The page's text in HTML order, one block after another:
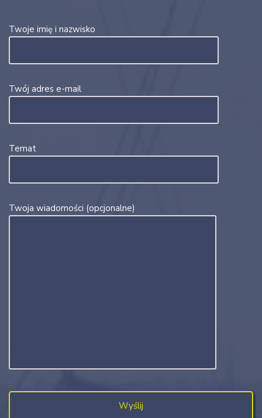
Twoje imię i nazwisko
Twój adres e-mail
Temat
Twoja wiadomości (opcjonalne)